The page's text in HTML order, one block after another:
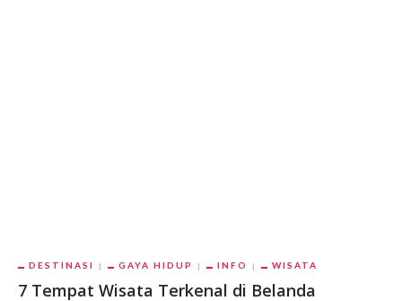
DESTINASI GAYA HIDUP INFO WISATA
7 Tempat Wisata Terkenal di Belanda